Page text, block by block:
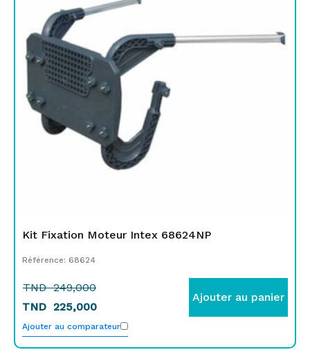
Kit Fixation Moteur Intex 68624NP
Référence: 68624
TND249,000
était :
TND
249,000.
TND 225,000
est :
TND
225,000.
Ajouter au panier
Ajouter au comparateur